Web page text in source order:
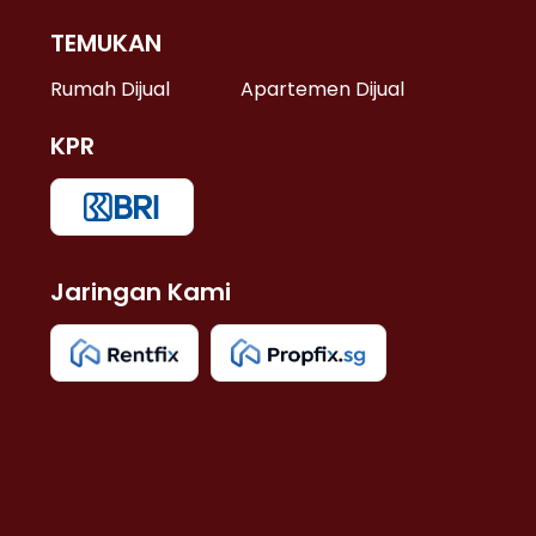
TEMUKAN
Rumah Dijual Apartemen Dijual
KPR
Jaringan Kami